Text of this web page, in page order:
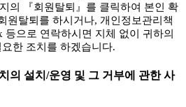
의 『회원탈퇴』를 클릭하여 본인 확
원탈퇴를 하시거나, 개인정보관리책
등으로 연락하시면 지체 없이 귀하의
한 조치를 하겠습니다.
의 설치/운영 및 그 거부에 관한 사